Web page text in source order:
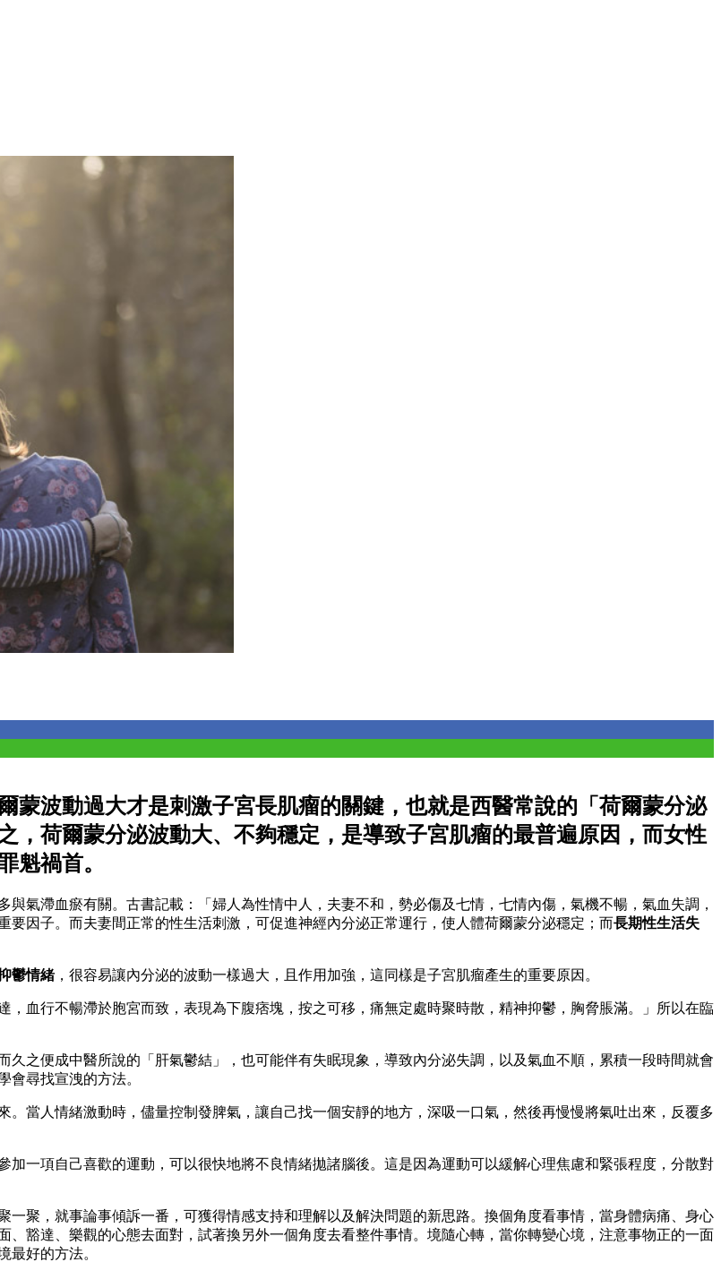
蒙波動過大才是刺激子宮長肌瘤的關鍵，也就是西醫常說的「荷爾蒙分泌
，荷爾蒙分泌波動大、不夠穩定，是導致子宮肌瘤的最普遍原因，而女性
魁禍首。
氣滯血瘀有關。古書記載：「婦人為性情中人，夫妻不和，勢必傷及七情，七情內傷，氣機不暢，氣血失調，
因子。而夫妻間正常的性生活刺激，可促進神經內分泌正常運行，使人體荷爾蒙分泌穩定；而長期性生活失
鬱情緒，很容易讓內分泌的波動一樣過大，且作用加強，這同樣是子宮肌瘤產生的重要原因。
血行不暢滯於胞宮而致，表現為下腹痞塊，按之可移，痛無定處時聚時散，精神抑鬱，胸脅脹滿。」所以在臨
之便成中醫所說的「肝氣鬱結」，也可能伴有失眠現象，導致內分泌失調，以及氣血不順，累積一段時間就會
會尋找宣洩的方法。
。當人情緒激動時，儘量控制發脾氣，讓自己找一個安靜的地方，深吸一口氣，然後再慢慢將氣吐出來，反覆多
加一項自己喜歡的運動，可以很快地將不良情緒拋諸腦後。這是因為運動可以緩解心理焦慮和緊張程度，分散對
一聚，就事論事傾訴一番，可獲得情感支持和理解以及解決問題的新思路。換個角度看事情，當身體病痛、身心
豁達、樂觀的心態去面對，試著換另外一個角度去看整件事情。境隨心轉，當你轉變心境，注意事物正的一面
最好的方法。